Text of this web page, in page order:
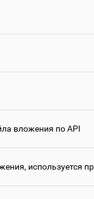
вложения по API
используется